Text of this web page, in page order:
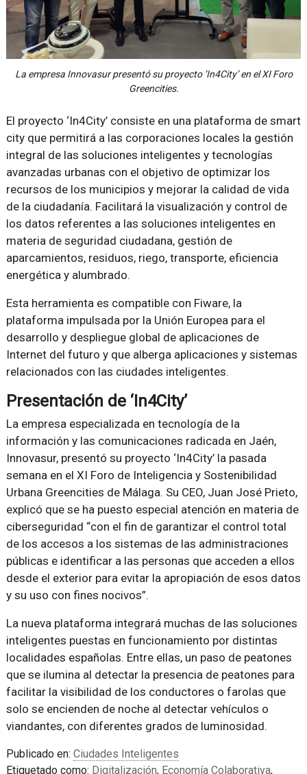
La empresa Innovasur presentó su proyecto ‘In4City’ en el XI Foro
Greencities.
El proyecto ‘In4City’ consiste en una plataforma de smart
city que permitirá a las corporaciones locales la gestión
integral de las soluciones inteligentes y tecnologías
avanzadas urbanas con el objetivo de optimizar los
recursos de los municipios y mejorar la calidad de vida
de la ciudadanía. Facilitará la visualización y control de
los datos referentes a las soluciones inteligentes en
materia de seguridad ciudadana, gestión de
aparcamientos, residuos, riego, transporte, eficiencia
energética y alumbrado.
Esta herramienta es compatible con Fiware, la
plataforma impulsada por la Unión Europea para el
desarrollo y despliegue global de aplicaciones de
Internet del futuro y que alberga aplicaciones y sistemas
relacionados con las ciudades inteligentes.
Presentación de ‘In4City’
La empresa especializada en tecnología de la
información y las comunicaciones radicada en Jaén,
Innovasur, presentó su proyecto ‘In4City’ la pasada
semana en el XI Foro de Inteligencia y Sostenibilidad
Urbana Greencities de Málaga. Su CEO, Juan José Prieto,
explicó que se ha puesto especial atención en materia de
ciberseguridad “con el fin de garantizar el control total
de los accesos a los sistemas de las administraciones
públicas e identificar a las personas que acceden a ellos
desde el exterior para evitar la apropiación de esos datos
y su uso con fines nocivos”.
La nueva plataforma integrará muchas de las soluciones
inteligentes puestas en funcionamiento por distintas
localidades españolas. Entre ellas, un paso de peatones
que se ilumina al detectar la presencia de peatones para
facilitar la visibilidad de los conductores o farolas que
solo se encienden de noche al detectar vehículos o
viandantes, con diferentes grados de luminosidad.
Publicado en: Ciudades Inteligentes
Etiquetado como: Digitalización, Economía Colaborativa,